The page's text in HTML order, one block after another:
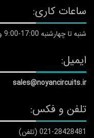
ساعات کاری:
شنبه تا چهارشنبه 17:00-9:00 و پنجشنبه 12:00-9:00
ایمیل:
sales@noyancircuits.ir
تلفن و فکس:
021-28428481 (تلفن)